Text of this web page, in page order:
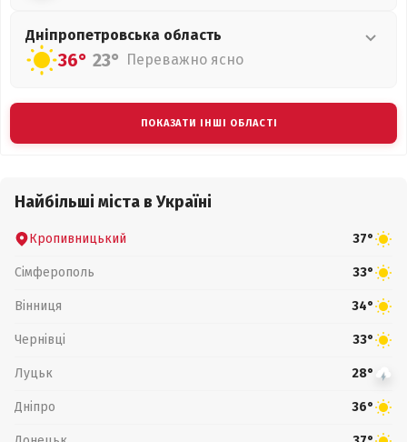
Дніпропетровська область
36° 23° Переважно ясно
ПОКАЗАТИ ІНШІ ОБЛАСТІ
Найбільші міста в Україні
Кропивницький 37°
Сімферополь 33°
Вінниця 34°
Чернівці 33°
Луцьк 28°
Дніпро 36°